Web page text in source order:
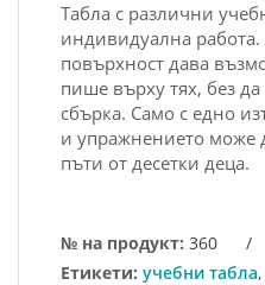
Табла с различни
индивидуална
повърхност дава
пише върху тях, без
сбърка. Само с едно
и упражнението може
пъти от десетки деца.
№ на продукт: 360
/
Етикети: учебни табла,